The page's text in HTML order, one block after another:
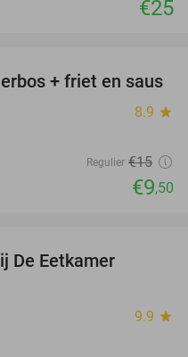
€25
37%
+ friet en saus
8.9 star
Regulier €15
€9,50
De Eetkamer
9.9 star